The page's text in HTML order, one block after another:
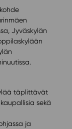
Jyväskylän
täplittävät
sekä
ja